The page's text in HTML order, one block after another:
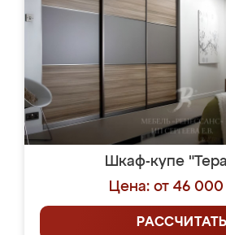
Шкаф-купе
Цена: от 46 000
РАССЧИТАТЬ